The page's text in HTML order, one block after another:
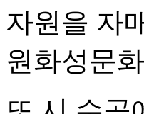
자원을 자
원화성문